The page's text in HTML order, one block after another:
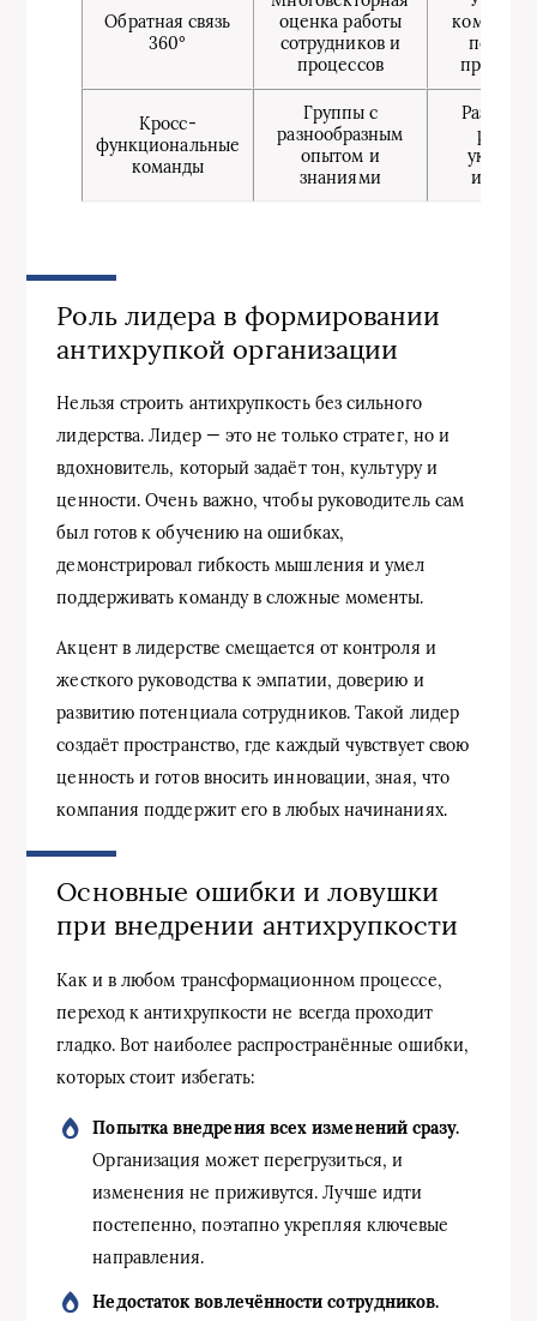
Обратная связь
360°
оценка работы
сотрудников и
процессов
Кросс-
функциональные
команды
Группы с
разнообразным
опытом и
знаниями
Роль лидера в формировании
антихрупкой организации
Нельзя строить антихрупкость без сильного
лидерства. Лидер — это не только стратег, но и
вдохновитель, который задаёт тон, культуру и
ценности. Очень важно, чтобы руководитель сам
был готов к обучению на ошибках,
демонстрировал гибкость мышления и умел
поддерживать команду в сложные моменты.
Акцент в лидерстве смещается от контроля и
жесткого руководства к эмпатии, доверию и
развитию потенциала сотрудников. Такой лидер
создаёт пространство, где каждый чувствует свою
ценность и готов вносить инновации, зная, что
компания поддержит его в любых начинаниях.
Основные ошибки и ловушки
при внедрении антихрупкости
Как и в любом трансформационном процессе,
переход к антихрупкости не всегда проходит
гладко. Вот наиболее распространённые ошибки,
которых стоит избегать:
Попытка внедрения всех изменений сразу.
Организация может перегрузиться, и
изменения не приживутся. Лучше идти
постепенно, поэтапно укрепляя ключевые
направления.
Недостаток вовлечённости сотрудников.